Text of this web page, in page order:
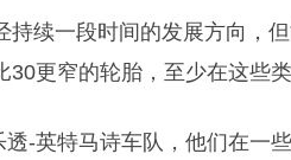
持续一段时间的发展方向，
更窄的轮胎，至少在这些类
透-英特马诗车队 ，他们在一